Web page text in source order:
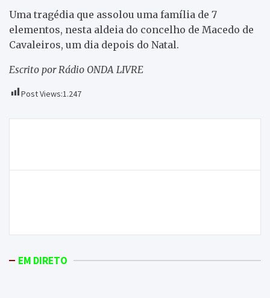
Uma tragédia que assolou uma família de 7
elementos, nesta aldeia do concelho de Macedo de
Cavaleiros, um dia depois do Natal.
Escrito por Rádio ONDA LIVRE
Post Views:1.247
artigos
EM DIRETO